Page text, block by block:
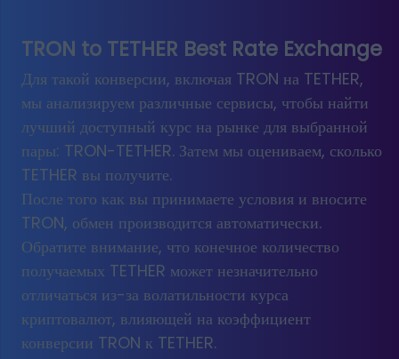
TRON to TETHER Best Rate Exchange
Для такой конверсии, включая TRON на TETHER,
мы анализируем различные сервисы, чтобы найти
лучший доступный курс на рынке для выбранной
пары: TRON-TETHER. Затем мы оцениваем, сколько
TETHER вы получите.
После того как вы принимаете условия и вносите
TRON, обмен производится автоматически.
Обратите внимание, что конечное количество
получаемых TETHER может незначительно
отличаться из-за волатильности курса
криптовалют, влияющей на коэффициент
конверсии TRON к TETHER.